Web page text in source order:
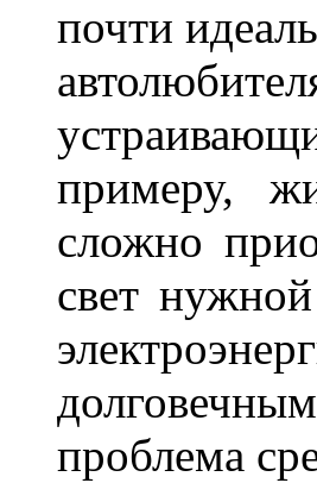
почти
примеру,
сложно
свет
проблема